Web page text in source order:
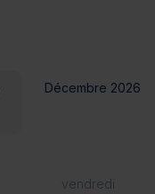
vendredi
Décembre 2026